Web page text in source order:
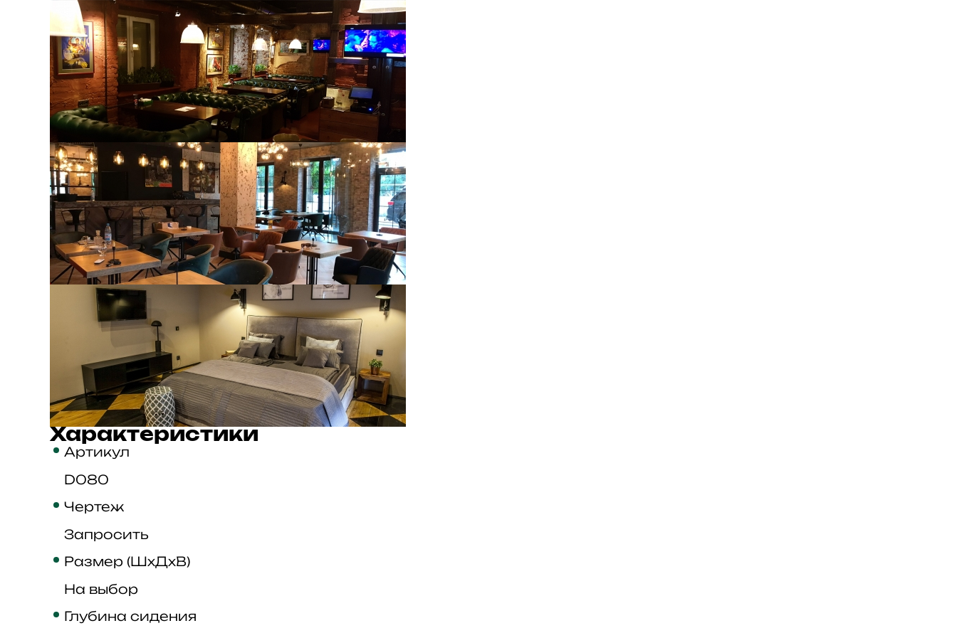
Характеристики
Артикул
D080
Чертеж
Запросить
Размер (ШхДхВ)
На выбор
Глубина сидения